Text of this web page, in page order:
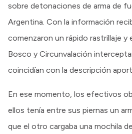
sobre detonaciones de arma de
Argentina. Con la información
comenzaron un rápido rastrillaje y
Bosco y Circunvalación
coincidían con la descripción
En ese momento, los efectivos
ellos tenía entre sus piernas un
que el otro cargaba una mochila